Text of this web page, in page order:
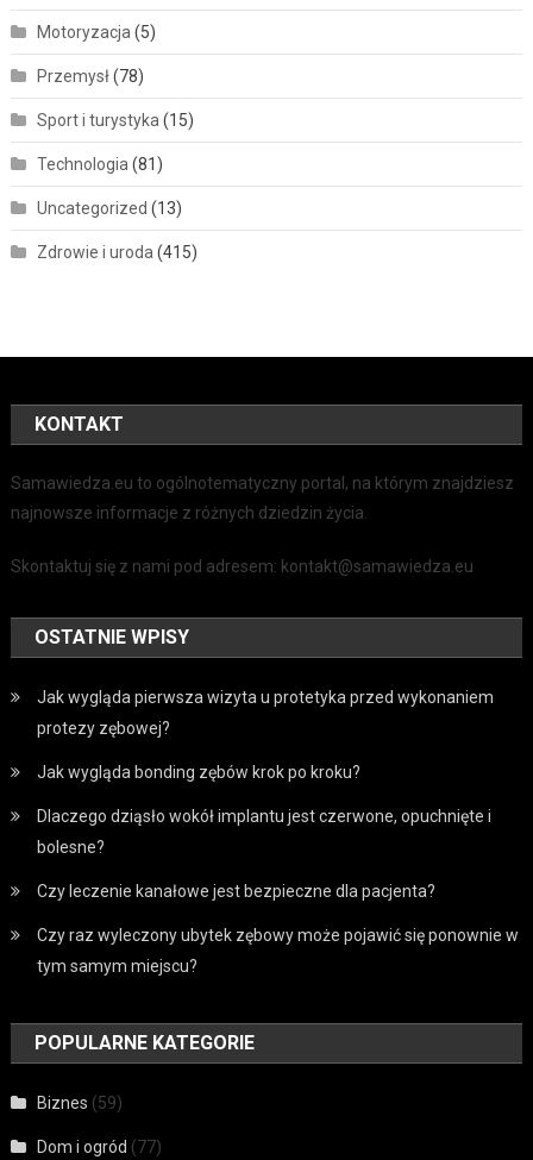
Motoryzacja(5)
Przemysł(78)
Sport i turystyka(15)
Technologia(81)
Uncategorized (13)
Zdrowie i uroda(415)
KONTAKT
Samawiedza.eu to ogólnotematyczny portal, na którym znajdziesz
najnowsze informacje z różnych dziedzin życia.
Skontaktuj się z nami pod adresem: kontakt@samawiedza.eu
OSTATNIE WPISY
Jak wygląda pierwsza wizyta u protetyka przed wykonaniem
protezy zębowej?
Jak wygląda bonding zębów krok po kroku?
Dlaczego dziąsło wokół implantu jest czerwone, opuchnięte i
bolesne?
Czy leczenie kanałowe jest bezpieczne dla pacjenta?
Czy raz wyleczony ubytek zębowy może pojawić się ponownie w
tym samym miejscu?
POPULARNE KATEGORIE
Biznes (59)
Dom i ogród (77)